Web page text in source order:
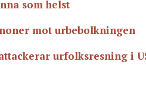
som helst
mot urbebolkningen
urfolksresning i